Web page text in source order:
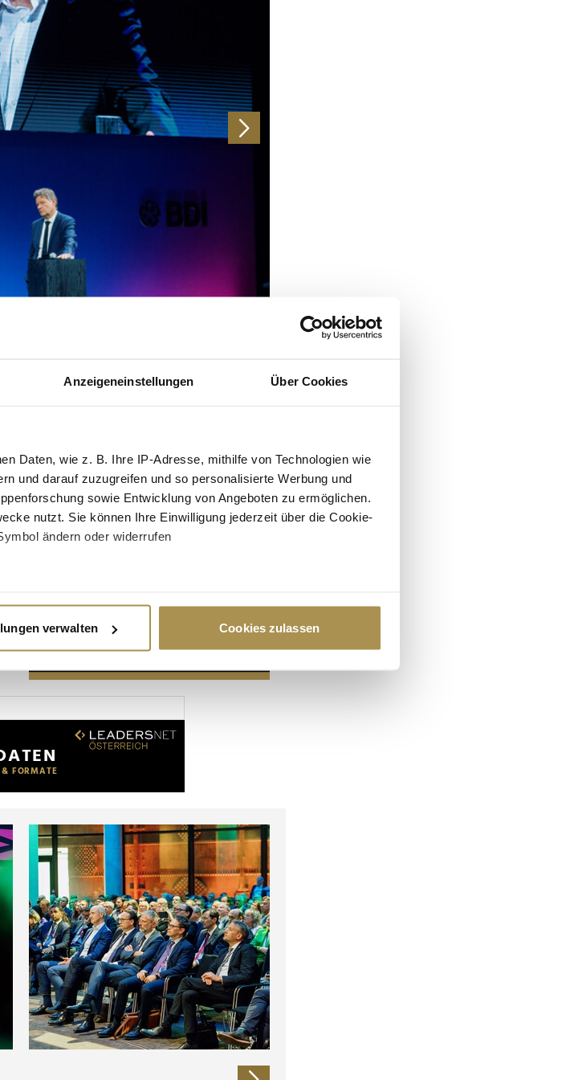
Anzeigeneinstellungen Über Cookies
Daten, wie z. B. Ihre IP-Adresse, mithilfe von Technologien wie
und darauf zuzugreifen und so personalisierte Werbung und
sowie Entwicklung von Angeboten zu ermöglichen.
nutzt. Sie können Ihre Einwilligung jederzeit über die Cookie-
ändern oder widerrufen
verarbeitet werden, und legen Sie Ihre Präferenzen im
Funktionen für soziale Medien anbieten zu können
Analysen weiter. Unsere Partner führen diese Informationen
bereitgestellt haben oder die sie im Rahmen Ihrer Nutzung
verwalten Cookies zulassen
Advertisement